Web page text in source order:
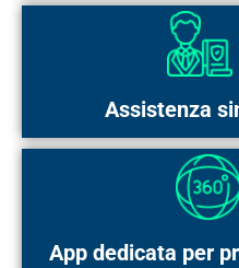
Assistenza
App dedicata per